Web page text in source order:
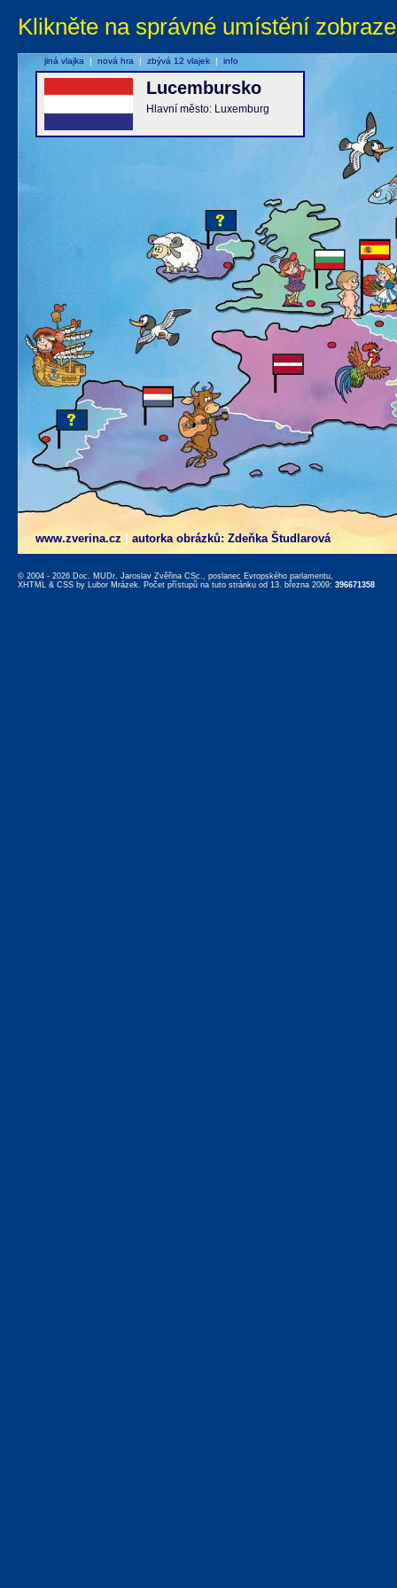
Klikněte na správné umístění
www.zverina.cz autorka obrázků: Zdeňka Študlarová
Lucembursko
Hlavní město: Luxemburg
jiná vlajka | nová hra | zbývá 12 vlajek | info
© 2004 - 2026 Doc. MUDr. Jaroslav Zvěřina CSc., poslanec Evropského parlamentu,
XHTML & CSS by Lubor Mrázek. Počet přístupů na tuto stránku od 13. března 2009: 396671358